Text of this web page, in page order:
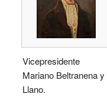
Vicepresidente
Mariano Beltranena y
Llano.